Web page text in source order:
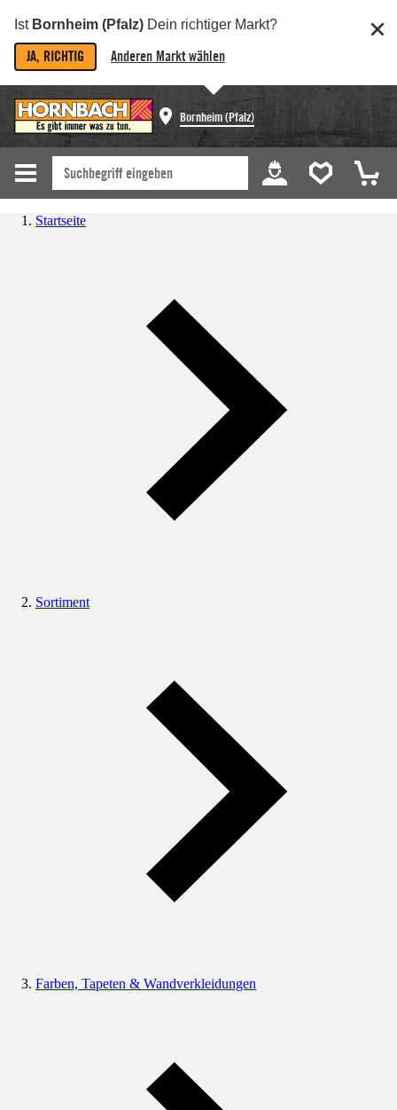
Ist Bornheim (Pfalz) Dein richtiger Markt?
JA, RICHTIG Anderen Markt wählen
Bornheim (Pfalz)
Startseite
Sortiment
Farben, Tapeten & Wandverkleidungen